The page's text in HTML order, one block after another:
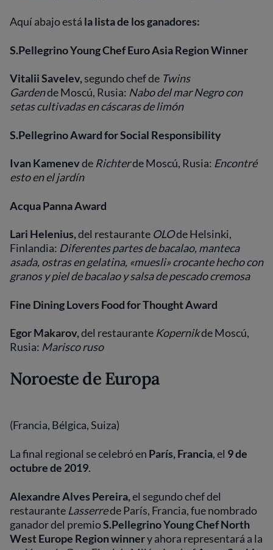
Aquí abajo está la lista de los ganadores:
S.Pellegrino Young Chef Euro Asia Region Winner
Vitalii Savelev,segundo chef de Twins
Gardende Moscú, Rusia: Nabo del mar Negro con
setas cultivadas en cáscaras de limón
S.Pellegrino Award for Social Responsibility
Ivan Kamenevde Richterde Moscú, Rusia: Encontré
esto en el jardín
Acqua Panna Award
Lari Helenius,del restaurante OLOde Helsinki,
Finlandia: Diferentes partes de bacalao, manteca
asada, ostras en gelatina, «muesli» crocante hecho con
granos y piel de bacalao y salsa de pescado cremosa
Fine Dining Lovers Food for Thought Award
Egor Makarov,del restaurante Kopernikde Moscú,
Rusia: Marisco ruso
Noroeste de Europa
(Francia, Bélgica, Suiza)
La final regional se celebró en París, Francia, el 9 de
octubre de 2019.
Alexandre Alves Pereira,el segundo chef del
restaurante Lasserrede París, Francia,fue nombrado
ganador del premioS.Pellegrino Young Chef North
West Europe Region winnery ahora representará a la